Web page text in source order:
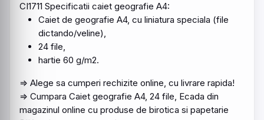
CI1711 Specificatii caiet geografie A4:
Caiet de geografie A4, cu liniatura speciala (file
dictando/veline),
24 file,
hartie 60 g/m2.
⇒ Alege sa cumperi rechizite online, cu livrare rapida!
⇒ Cumpara Caiet geografie A4, 24 file, Ecada din
magazinul online cu produse de birotica si papetarie